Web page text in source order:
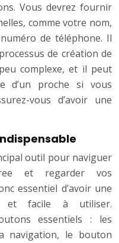
Vous devrez fournir
comme votre nom,
de téléphone. Il
de création de
complexe, et il peut
d’un proche si vous
vous d’avoir une
outil pour naviguer
et regarder vos
essentiel d’avoir une
et facile à utiliser.
essentiels : les
navigation, le bouton